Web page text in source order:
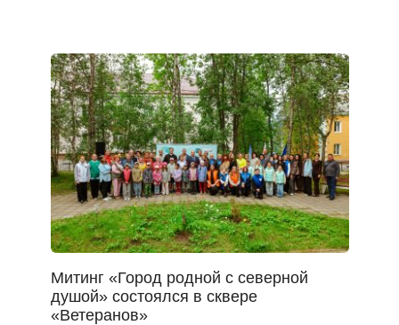
Митинг «Город родной с северной
душой» состоялся в сквере
«Ветеранов»